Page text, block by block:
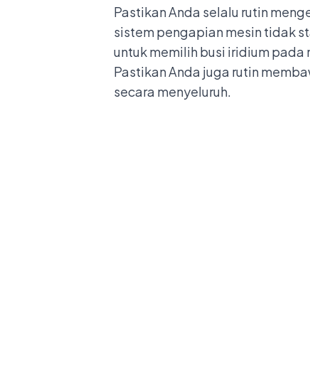
Pastikan Anda selalu rutin
sistem pengapian mesin tidak
untuk memilih busi iridium pada
Pastikan Anda juga rutin
secara menyeluruh.